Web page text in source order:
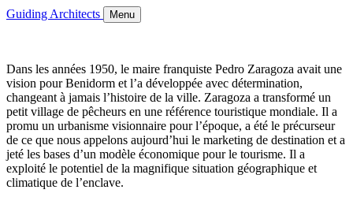
Guiding Architects Menu
Dans les années 1950, le maire franquiste Pedro Zaragoza avait une
vision pour Benidorm et l’a développée avec détermination,
changeant à jamais l’histoire de la ville. Zaragoza a transformé un
petit village de pêcheurs en une référence touristique mondiale. Il a
promu un urbanisme visionnaire pour l’époque, a été le précurseur
de ce que nous appelons aujourd’hui le marketing de destination et a
jeté les bases d’un modèle économique pour le tourisme. Il a
exploité le potentiel de la magnifique situation géographique et
climatique de l’enclave.